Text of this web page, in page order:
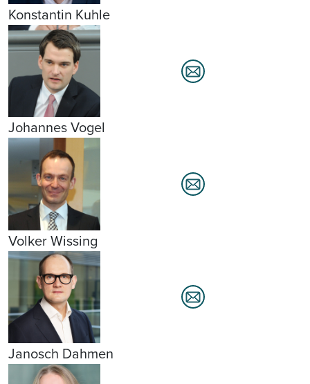
Konstantin Kuhle
Johannes Vogel
Volker Wissing
Janosch Dahmen